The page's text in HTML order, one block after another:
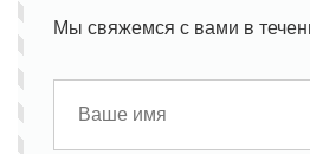
Мы свяжемся с вами в